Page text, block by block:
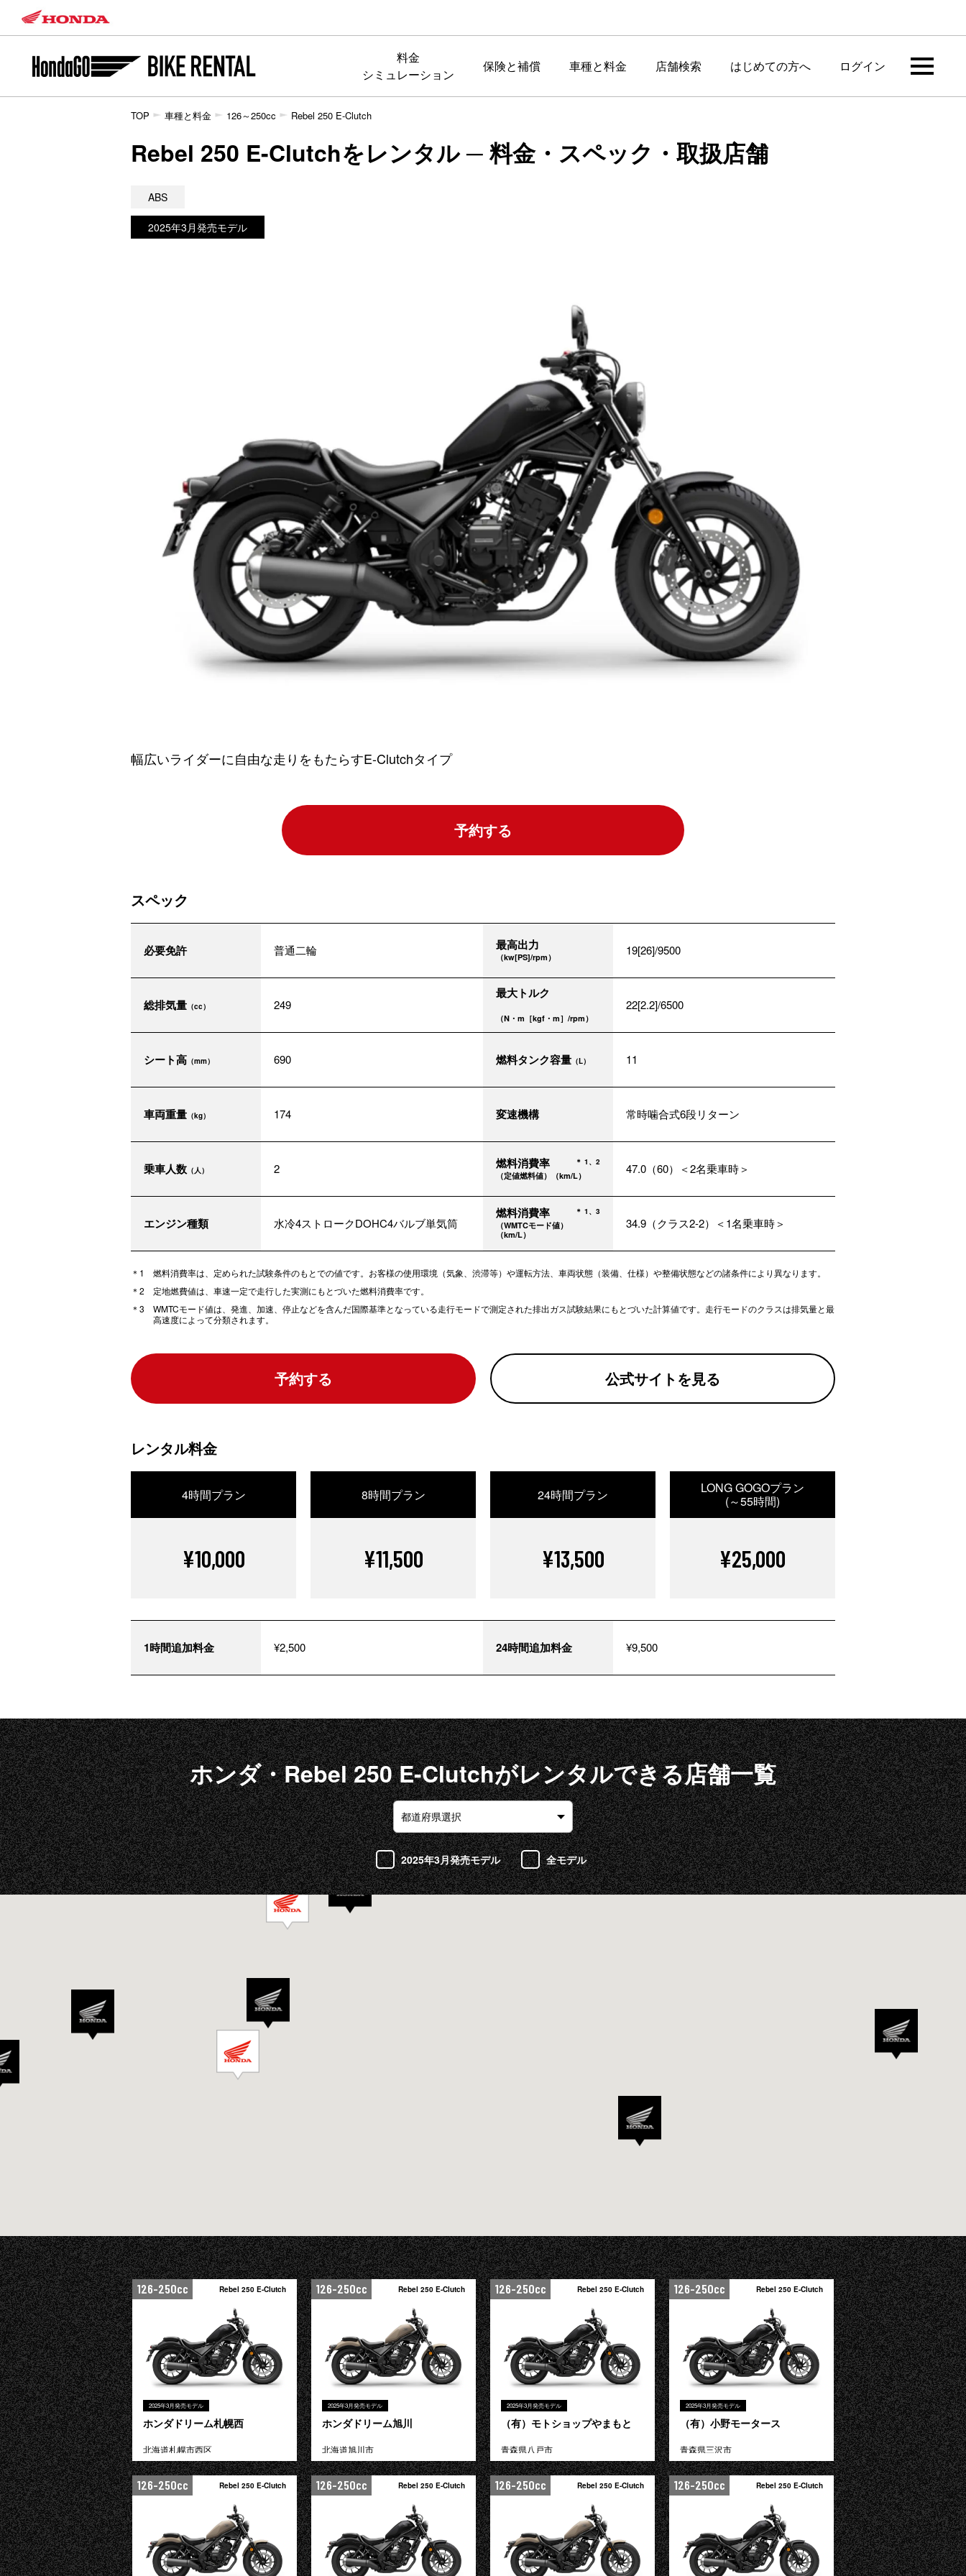
料金
シミュレーション
保険と補償 車種と料金 店舗検索 はじめての方へ ログイン
TOP 車種と料金 126～250cc Rebel 250 E-Clutch
Rebel 250 E-Clutchをレンタル ─ 料金・スペック・取扱店舗
ABS
2025年3月発売モデル
幅広いライダーに自由な走りをもたらすE-Clutchタイプ
予約する
スペック
必要免許 普通二輪
総排気量 （cc） 249
シート高 （mm） 690
車両重量 （kg） 174
乗車人数 （人） 2
エンジン種類 水冷4ストロークDOHC4バルブ単気筒
最高出力
（kw[PS]/rpm） 19[26]/9500
最大トルク
（N・m［kgf・m］/rpm）
22[2.2]/6500
燃料タンク容量 （L） 11
変速機構 常時噛合式6段リターン
燃料消費率 ＊ 1、2
（定値燃料値）（km/L） 47.0（60）＜2名乗車時＞
燃料消費率 ＊ 1、3
（WMTCモード値）
（km/L）
34.9（クラス2-2）＜1名乗車時＞
燃料消費率は、定められた試験条件のもとでの値です。お客様の使用環境（気象、渋滞等）や運転方法、車両状態（装備、仕様）や整備状態などの諸条件により異なります。
定地燃費値は、車速一定で走行した実測にもとづいた燃料消費率です。
WMTCモード値は、発進、加速、停止などを含んだ国際基準となっている走行モードで測定された排出ガス試験結果にもとづいた計算値です。走行モードのクラスは排気量と最
高速度によって分類されます。
予約する 公式サイトを見る
レンタル料金
4時間プラン
¥10,000
8時間プラン
¥11,500
24時間プラン
¥13,500
LONG GOGOプラン
(～55時間)
¥25,000
1時間追加料金 ¥2,500 24時間追加料金 ¥9,500
ホンダ・Rebel 250 E-Clutchがレンタルできる店舗一覧
2025年3月発売モデル 全モデル
126-250cc Rebel 250 E-Clutch
2025年3月発売モデル
ホンダドリーム札幌西
北海道札幌市西区
126-250cc Rebel 250 E-Clutch
2025年3月発売モデル
ホンダドリーム旭川
北海道旭川市
126-250cc Rebel 250 E-Clutch
2025年3月発売モデル
（有）モトショップやまもと
青森県八戸市
126-250cc Rebel 250 E-Clutch
2025年3月発売モデル
（有）小野モータース
青森県三沢市
126-250cc Rebel 250 E-Clutch 126-250cc Rebel 250 E-Clutch 126-250cc Rebel 250 E-Clutch 126-250cc Rebel 250 E-Clutch